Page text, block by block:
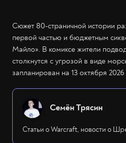
Сюжет 80-страничной истории
первой частью и бюджетным
Майло». В комиксе жители
столкнутся с угрозой в виде
запланирован на 13 октября 2026
Семён Трясин
Статьи о Warcraft, новости о